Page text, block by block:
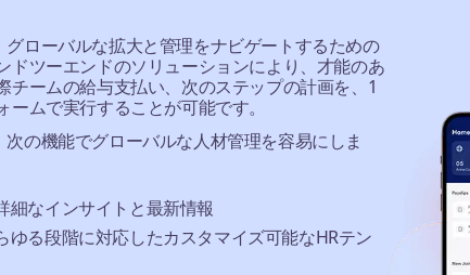
ローバルな拡大と管理をナビゲートするための
ドツーエンドのソリューションにより、才能のあ
チームの給与支払い、次のステップの計画を、1
ムで実行することが可能です。
の機能でグローバルな人材管理を容易にしま
細なインサイトと最新情報
ゆる段階に対応したカスタマイズ可能なHRテン